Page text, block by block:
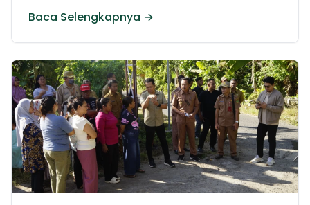
Daerah berkomitmen untuk terus
melanjutkan dan mengoptimalkan program-
program sosial keagamaan serupa demi
kesejahteraan masyarakat Jembrana.
Baca Selengkapnya →